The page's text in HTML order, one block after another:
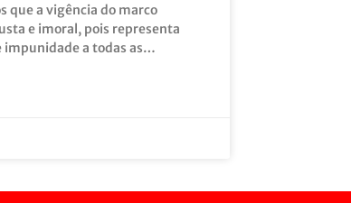
que a vigência do marco
e imoral, pois representa
impunidade a todas as…